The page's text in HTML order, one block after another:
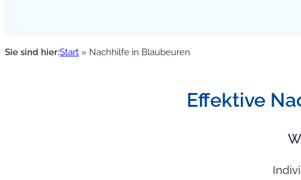
Sie sind hier:Start » Nachhilfe in Blaubeuren
Effektive